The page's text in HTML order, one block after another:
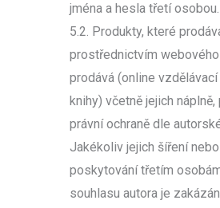
jména a hesla třetí osobou.
5.2. Produkty, které
prostřednictvím
prodává (online vzdělávací
knihy) včetně jejich
právní ochraně dle
Jakékoliv jejich šíření nebo
poskytování třetím
souhlasu autora je